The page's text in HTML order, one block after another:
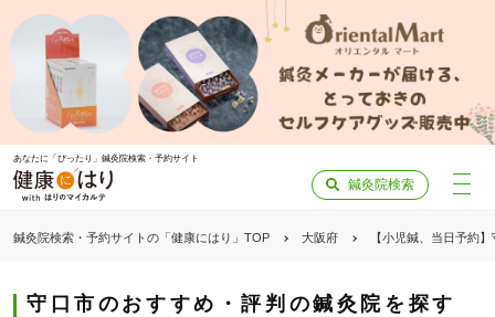
あなたに「ぴったり」鍼灸院検索・予約サイト
鍼灸院検索
鍼灸院検索・予約サイトの「健康にはり」TOP 大阪府 【小児鍼、当日予約
守口市のおすすめ・評判の鍼灸院を探す